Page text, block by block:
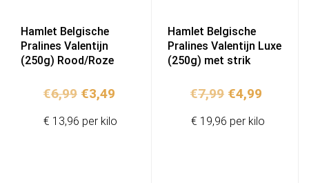
Hamlet Belgische
Pralines Valentijn
(250g) Rood/Roze
€6,99 Oorspronkelijke
was:
€3,49Huidige
is:
€ 13,96 per kilo
Hamlet Belgische
Pralines Valentijn Luxe
(250g) met strik
€7,99
was:
€4,99
is:
€ 19,96 per kilo